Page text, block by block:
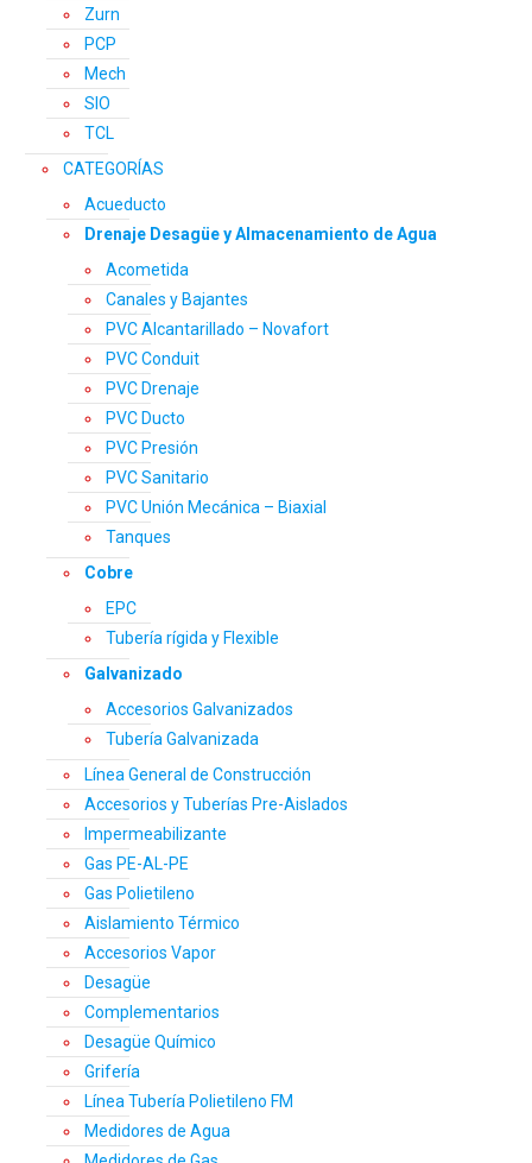
Zurn
PCP
Mech
SIO
TCL
CATEGORÍAS
Acueducto
Drenaje Desagüe y Almacenamiento de Agua
Acometida
Canales y Bajantes
PVC Alcantarillado – Novafort
PVC Conduit
PVC Drenaje
PVC Ducto
PVC Presión
PVC Sanitario
PVC Unión Mecánica – Biaxial
Tanques
Cobre
EPC
Tubería rígida y Flexible
Galvanizado
Accesorios Galvanizados
Tubería Galvanizada
Línea General de Construcción
Accesorios y Tuberías Pre-Aislados
Impermeabilizante
Gas PE-AL-PE
Gas Polietileno
Aislamiento Térmico
Accesorios Vapor
Desagüe
Complementarios
Desagüe Químico
Grifería
Línea Tubería Polietileno FM
Medidores de Agua